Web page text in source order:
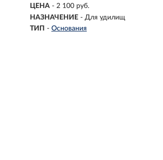
ЦЕНА - 2 100 руб.
НАЗНАЧЕНИЕ - Для удилищ
ТИП - Основания